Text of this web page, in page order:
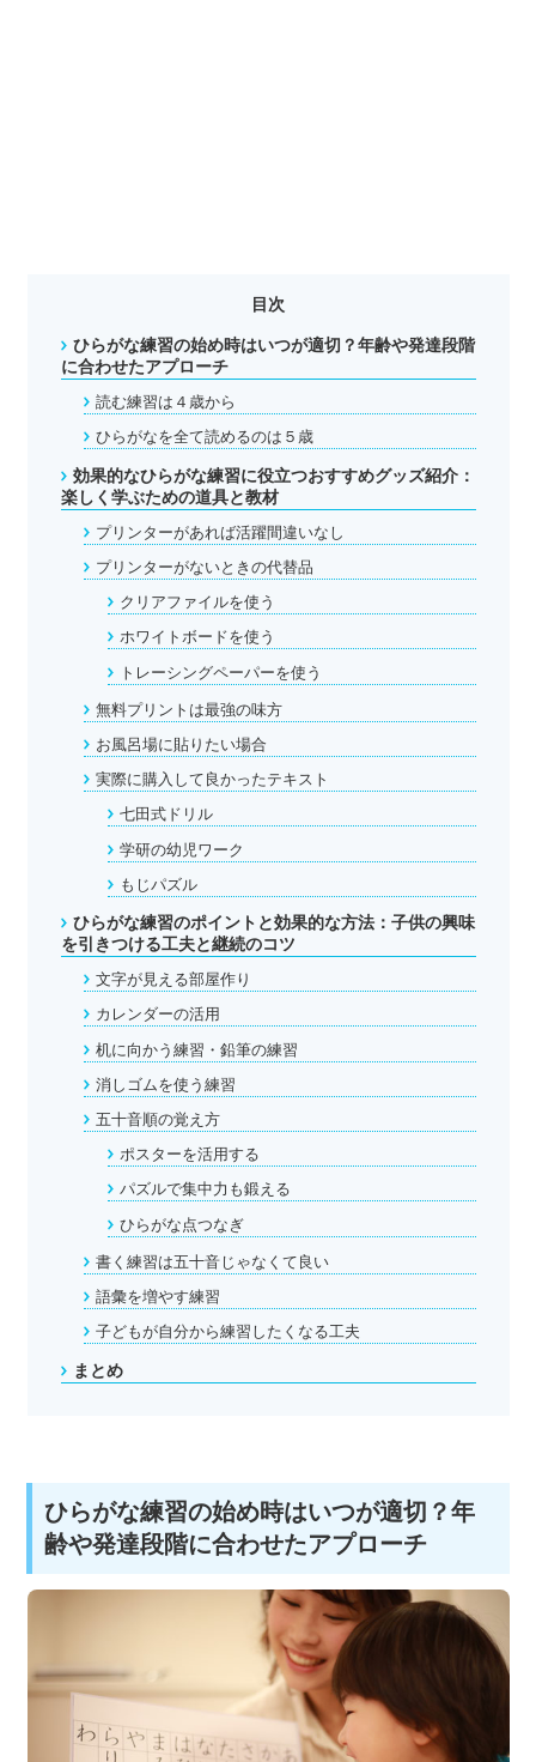
目次
ひらがな練習の始め時はいつが適切？年齢や発達段階
に合わせたアプローチ
読む練習は４歳から
ひらがなを全て読めるのは５歳
効果的なひらがな練習に役立つおすすめグッズ紹介：
楽しく学ぶための道具と教材
プリンターがあれば活躍間違いなし
プリンターがないときの代替品
クリアファイルを使う
ホワイトボードを使う
トレーシングペーパーを使う
無料プリントは最強の味方
お風呂場に貼りたい場合
実際に購入して良かったテキスト
七田式ドリル
学研の幼児ワーク
もじパズル
ひらがな練習のポイントと効果的な方法：子供の興味
を引きつける工夫と継続のコツ
文字が見える部屋作り
カレンダーの活用
机に向かう練習・鉛筆の練習
消しゴムを使う練習
五十音順の覚え方
ポスターを活用する
パズルで集中力も鍛える
ひらがな点つなぎ
書く練習は五十音じゃなくて良い
語彙を増やす練習
子どもが自分から練習したくなる工夫
まとめ
ひらがな練習の始め時はいつが適切？年
齢や発達段階に合わせたアプローチ